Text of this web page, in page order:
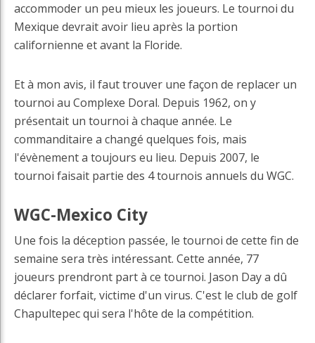
accommoder un peu mieux les joueurs. Le tournoi du
Mexique devrait avoir lieu après la portion
californienne et avant la Floride.
Et à mon avis, il faut trouver une façon de replacer un
tournoi au Complexe Doral. Depuis 1962, on y
présentait un tournoi à chaque année. Le
commanditaire a changé quelques fois, mais
l'évènement a toujours eu lieu. Depuis 2007, le
tournoi faisait partie des 4 tournois annuels du WGC.
WGC-Mexico City
Une fois la déception passée, le tournoi de cette fin de
semaine sera très intéressant. Cette année, 77
joueurs prendront part à ce tournoi. Jason Day a dû
déclarer forfait, victime d'un virus. C'est le club de golf
Chapultepec qui sera l'hôte de la compétition.